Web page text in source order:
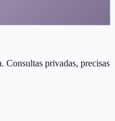
Consultas privadas, precisas